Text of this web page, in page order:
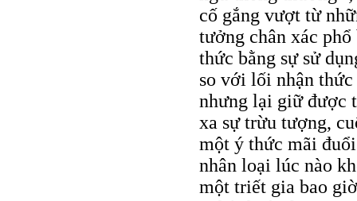
cố gắng vượt từ
tưởng chân xác
thức bằng sự sử
so với lối nhận
nhưng lại giữ được
xa sự trừu tượng,
một ý thức mãi
nhân loại lúc nào
một triết gia bao